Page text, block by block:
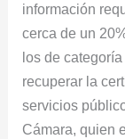
información
cerca de un
los de
recuperar la
servicios
Cámara, quien